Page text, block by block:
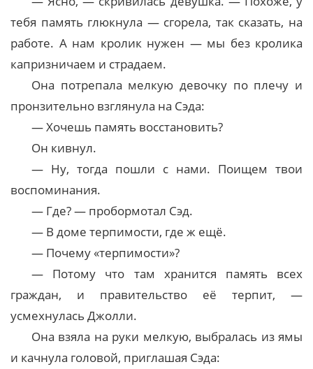
тебя память глюкнула — сгорела, так сказать, на
работе. А нам кролик нужен — мы без кролика
капризничаем и страдаем.
Она потрепала мелкую девочку по плечу и
пронзительно взглянула на Сэда:
— Хочешь память восстановить?
Он кивнул.
— Ну, тогда пошли с нами. Поищем твои
воспоминания.
— Где? — пробормотал Сэд.
— В доме терпимости, где ж ещё.
— Почему «терпимости»?
— Потому что там хранится память всех
граждан, и правительство её терпит, —
усмехнулась Джолли.
Она взяла на руки мелкую, выбралась из ямы
и качнула головой, приглашая Сэда: